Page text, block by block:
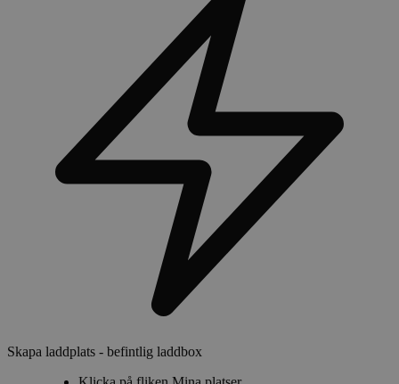
Skapa laddplats - befintlig laddbox